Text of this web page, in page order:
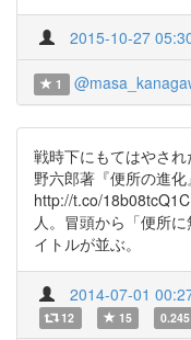
2015-10-27
1
戦時下にもてはやさ
野六郎著『便所の進
http://t.co/
人。冒頭から「便所
イトルが並ぶ。
2014-07-01
12 15 0.245